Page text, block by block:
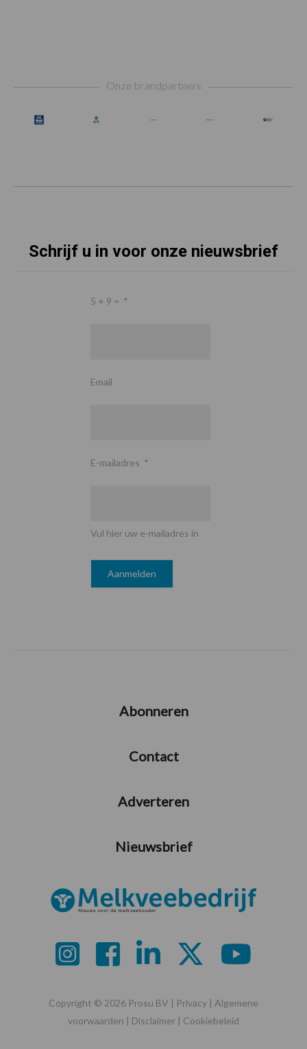
Onze brandpartners
Schrijf u in voor onze nieuwsbrief
5 + 9 = *
Email
E-mailadres *
Vul hier uw e-mailadres in
Abonneren
Contact
Adverteren
Nieuwsbrief
Copyright © 2026 Prosu BV | Privacy | Algemene
voorwaarden | Disclaimer | Cookiebeleid